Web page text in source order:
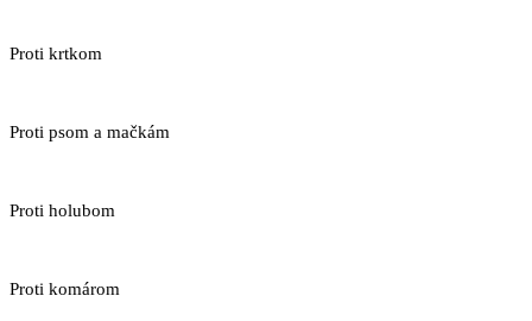
Proti krtkom
Proti psom a mačkám
Proti holubom
Proti komárom